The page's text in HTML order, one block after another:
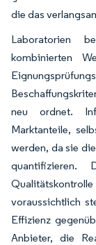
die das
Laboratorien
kombinierten
neu ordnet.
Marktanteile,
werden, da sie
quantifizieren.
voraussichtlich
Effizienz
Anbieter, die